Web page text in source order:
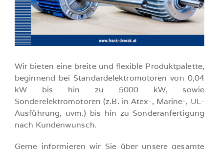
Wir bieten eine breite und flexible Produktpalette,
beginnend bei Standardelektromotoren von 0,04
kW bis hin zu 5000 kW, sowie
Sonderelektromotoren (z.B. in Atex-, Marine-, UL-
Ausführung, uvm.) bis hin zu Sonderanfertigung
nach Kundenwunsch.
Gerne informieren wir Sie über unsere gesamte